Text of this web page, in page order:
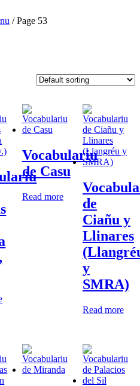
/ Page 53
Vocabulariu
de Casu
Read more
de
Ciañu y
Llinares
y
SMRA)
Read more